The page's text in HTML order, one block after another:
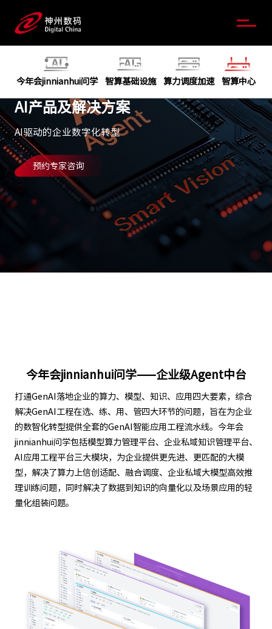
AI产品及解决方案
AI驱动的企业数字化转型
预约专家咨询
今年会jinnianhui问学 智算基础设施 算力调度加速 智算中心
今年会jinnianhui问学——企业级Agent中台
打通GenAI落地企业的算力、模型、知识、应用四大要素，综合
解决GenAI工程在选、练、用、管四大环节的问题，旨在为企业
的数智化转型提供全套的GenAI智能应用工程流水线。今年会
jinnianhui问学包括模型算力管理平台、企业私域知识管理平台、
AI应用工程平台三大模块，为企业提供更先进、更匹配的大模
型，解决了算力上信创适配、融合调度、企业私域大模型高效推
理训练问题，同时解决了数据到知识的向量化以及场景应用的轻
量化组装问题。